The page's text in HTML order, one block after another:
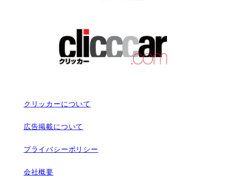
クリッカーについて
広告掲載について
プライバシーポリシー
会社概要